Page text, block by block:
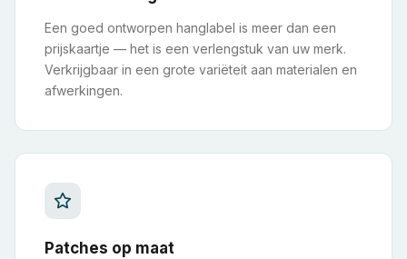
Een goed ontworpen hanglabel is meer dan een
prijskaartje — het is een verlengstuk van uw merk.
Verkrijgbaar in een grote variëteit aan materialen en
afwerkingen.
Patches op maat